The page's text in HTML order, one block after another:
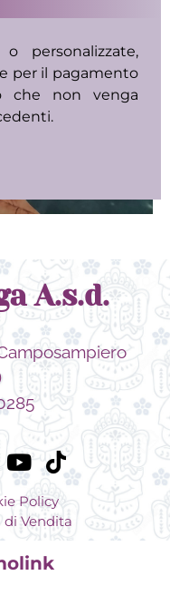
personalizzate,
per il pagamento
che non venga
A.s.d.
Policy
di Vendita